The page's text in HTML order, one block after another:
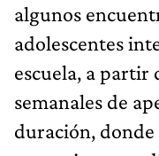
algunos
adolescentes
escuela, a partir
semanales de
duración, donde